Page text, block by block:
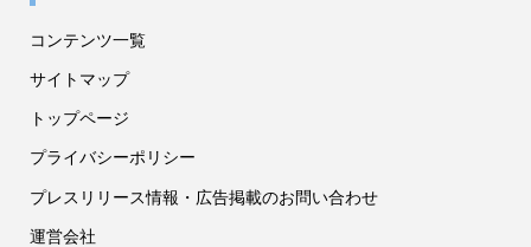
コンテンツ一覧
サイトマップ
トップページ
プライバシーポリシー
プレスリリース情報・広告掲載のお問い合わせ
運営会社